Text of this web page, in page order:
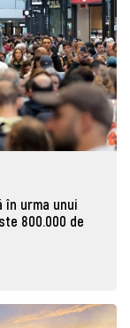
urma unui
800.000 de